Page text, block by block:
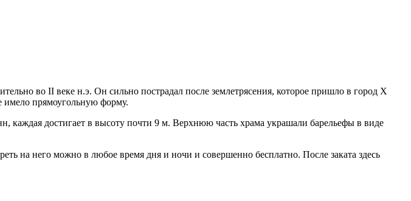
во II веке н.э. Он сильно пострадал после землетрясения, которое пришло в город X
имело прямоугольную форму.
каждая достигает в высоту почти 9 м. Верхнюю часть храма украшали барельефы в виде
на него можно в любое время дня и ночи и совершенно бесплатно. После заката здесь